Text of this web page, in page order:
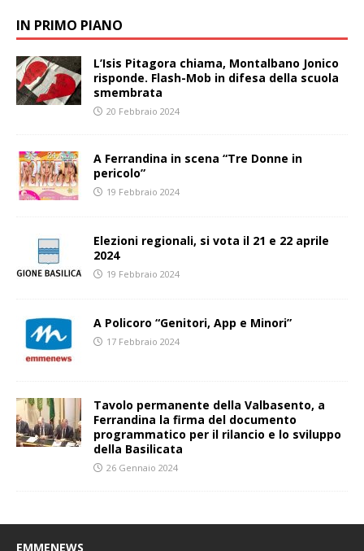
IN PRIMO PIANO
L’Isis Pitagora chiama, Montalbano Jonico
risponde. Flash-Mob in difesa della scuola
smembrata
20 Febbraio 2024
A Ferrandina in scena “Tre Donne in
pericolo”
19 Febbraio 2024
Elezioni regionali, si vota il 21 e 22 aprile
2024
19 Febbraio 2024
A Policoro “Genitori, App e Minori”
17 Febbraio 2024
Tavolo permanente della Valbasento, a
Ferrandina la firma del documento
programmatico per il rilancio e lo sviluppo
della Basilicata
26 Gennaio 2024
EMMENEWS